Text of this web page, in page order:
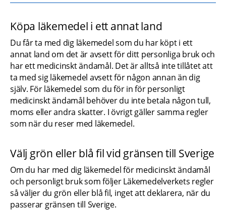
Köpa läkemedel i ett annat land
Du får ta med dig läkemedel som du har köpt i ett
annat land om det är avsett för ditt personliga bruk och
har ett medicinskt ändamål. Det är alltså inte tillåtet att
ta med sig läkemedel avsett för någon annan än dig
själv. För läkemedel som du för in för personligt
medicinskt ändamål behöver du inte betala någon tull,
moms eller andra skatter. I övrigt gäller samma regler
som när du reser med läkemedel.
Välj grön eller blå fil vid gränsen till Sverige
Om du har med dig läkemedel för medicinskt ändamål
och personligt bruk som följer Läkemedelverkets regler
så väljer du grön eller blå fil, inget att deklarera, när du
passerar gränsen till Sverige.